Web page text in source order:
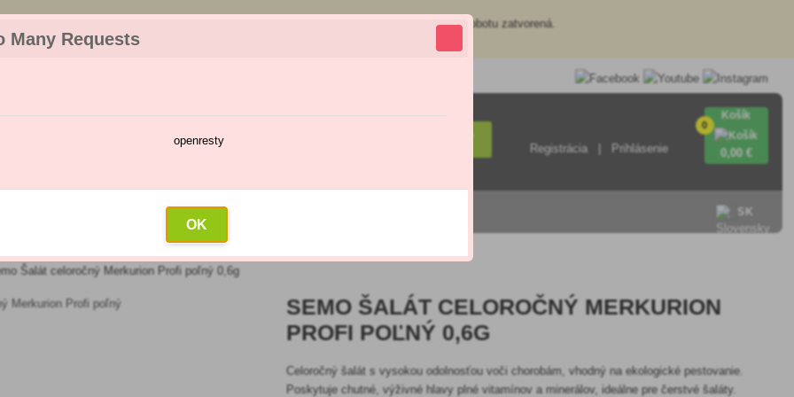
Many Requests
openresty
OK
Tovar skladom pripravíme do 30 min na základe objednávky. Predajňa je v sobotu zatvorená.
Hľadať
Registrácia Prihlásenie
0
Košík
0,00 €
SK
Kalendár postrekov Veľkoobchod
Šalát celoročný Merkurion Profi poľný 0,6g
SEMO ŠALÁT CELOROČNÝ MERKURION
PROFI POĽNÝ 0,6G
Celoročný šalát s vysokou odolnosťou voči chorobám, vhodný na ekologické pestovanie.
Poskytuje chutné, výživné hlavy plné vitamínov a minerálov, ideálne pre čerstvé šaláty.